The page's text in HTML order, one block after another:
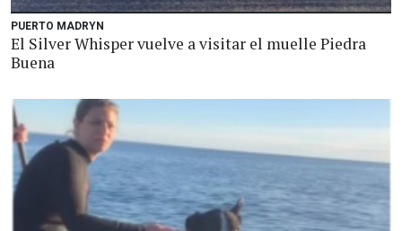
PUERTO MADRYN
El Silver Whisper vuelve a visitar el muelle Piedra
Buena